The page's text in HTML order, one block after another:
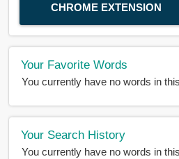
CHROME EXTENSION
Your Favorite Words
You currently have no words in
Your Search History
You currently have no words in